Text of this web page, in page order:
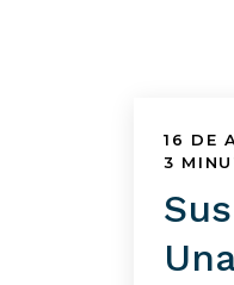
16 DE
3